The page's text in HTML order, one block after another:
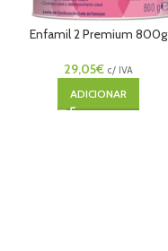
Enfamil 2 Premium 800g
29,05€ c/ IVA
ADICIONAR